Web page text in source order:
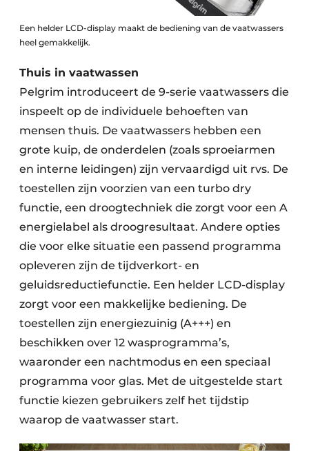
Een helder LCD-display maakt de bediening van de vaatwassers
heel gemakkelijk.
Thuis in vaatwassen
Pelgrim introduceert de 9-serie vaatwassers die
inspeelt op de individuele behoeften van
mensen thuis. De vaatwassers hebben een
grote kuip, de onderdelen (zoals sproeiarmen
en interne leidingen) zijn vervaardigd uit rvs. De
toestellen zijn voorzien van een turbo dry
functie, een droogtechniek die zorgt voor een A
energielabel als droogresultaat. Andere opties
die voor elke situatie een passend programma
opleveren zijn de tijdverkort- en
geluidsreductiefunctie. Een helder LCD-display
zorgt voor een makkelijke bediening. De
toestellen zijn energiezuinig (A+++) en
beschikken over 12 wasprogramma’s,
waaronder een nachtmodus en een speciaal
programma voor glas. Met de uitgestelde start
functie kiezen gebruikers zelf het tijdstip
waarop de vaatwasser start.